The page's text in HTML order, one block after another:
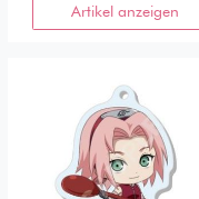
Artikel anzeigen